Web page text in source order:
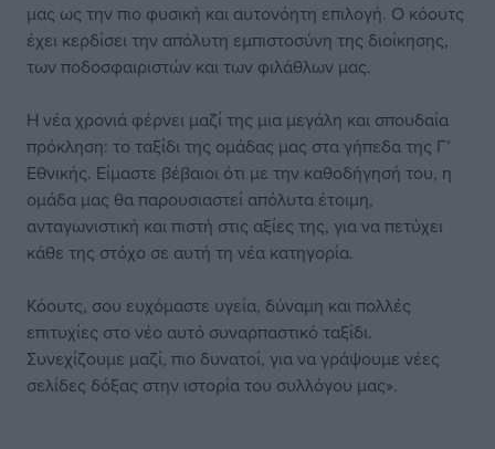
μας ως την πιο φυσική και αυτονόητη επιλογή. Ο κόουτς
έχει κερδίσει την απόλυτη εμπιστοσύνη της διοίκησης,
των ποδοσφαιριστών και των φιλάθλων μας.
Η νέα χρονιά φέρνει μαζί της μια μεγάλη και σπουδαία
πρόκληση: το ταξίδι της ομάδας μας στα γήπεδα της Γ’
Εθνικής. Είμαστε βέβαιοι ότι με την καθοδήγησή του, η
ομάδα μας θα παρουσιαστεί απόλυτα έτοιμη,
ανταγωνιστική και πιστή στις αξίες της, για να πετύχει
κάθε της στόχο σε αυτή τη νέα κατηγορία.
Κόουτς, σου ευχόμαστε υγεία, δύναμη και πολλές
επιτυχίες στο νέο αυτό συναρπαστικό ταξίδι.
Συνεχίζουμε μαζί, πιο δυνατοί, για να γράψουμε νέες
σελίδες δόξας στην ιστορία του συλλόγου μας».